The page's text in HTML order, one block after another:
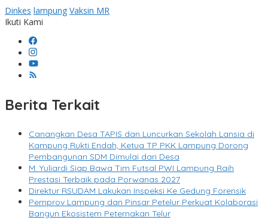
Dinkes lampung Vaksin MR
Ikuti Kami
Berita Terkait
Canangkan Desa TAPIS dan Luncurkan Sekolah Lansia di
Kampung Rukti Endah, Ketua TP PKK Lampung Dorong
Pembangunan SDM Dimulai dari Desa
M. Yuliardi Siap Bawa Tim Futsal PWI Lampung Raih
Prestasi Terbaik pada Porwanas 2027
Direktur RSUDAM Lakukan Inspeksi Ke Gedung Forensik
Pemprov Lampung dan Pinsar Petelur Perkuat Kolaborasi
Bangun Ekosistem Peternakan Telur